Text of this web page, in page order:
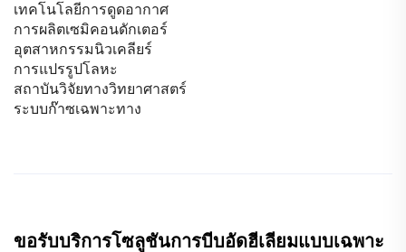
เทคโนโลยีการดูดอากาศ
การผลิตเซมิคอนดักเตอร์
อุตสาหกรรมนิวเคลียร์
การแปรรูปโลหะ
สถาบันวิจัยทางวิทยาศาสตร์
ระบบก๊าซเฉพาะทาง
ขอรับบริการโซลูชันการบีบอัดฮีเลียมแบบเฉพาะ